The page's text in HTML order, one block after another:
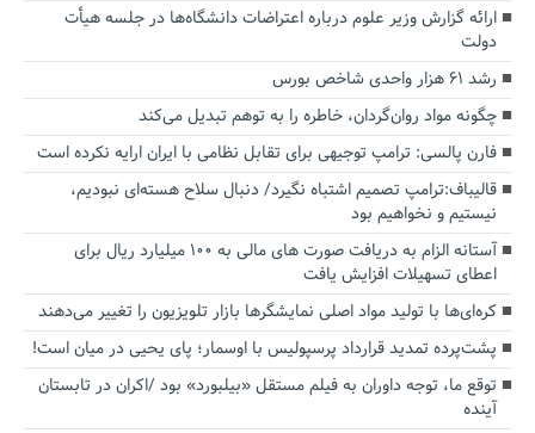
ارائه گزارش وزیر علوم درباره اعتراضات دانشگاه‌ها در جلسه هیأت
دولت
رشد ۶۱ هزار واحدی شاخص بورس
چگونه مواد روان‌گردان، خاطره را به توهم تبدیل می‌کند
فارن پالسی: ترامپ توجیهی برای تقابل نظامی با ایران ارایه نکرده است
قالیباف:ترامپ تصمیم اشتباه نگیرد/ دنبال سلاح هسته‌ای نبودیم،
نیستیم و نخواهیم بود
آستانه الزام به دریافت صورت های مالی به ۱۰۰ میلیارد ریال برای
اعطای تسهیلات افزایش یافت
کره‌ای‌ها با تولید مواد اصلی نمایشگرها بازار تلویزیون را تغییر می‌دهند
پشت‌پرده تمدید قرارداد پرسپولیس با اوسمار؛ پای یحیی در میان است!
توقع ما، توجه داوران به فیلم مستقل «بیلبورد» بود /اکران در تابستان
آینده